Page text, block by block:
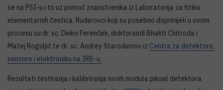
se na PSI-u i to uz pomoć znanstvenika iz Laboratorija za fiziku
elementarnih čestica. Ruđerovci koji su posebno doprinijeli u ovom
procesu su dr. sc. Dinko Ferenček, doktorandi Bhakti Chitroda i
Matej Roguljić te dr. sc. Andrey Starodumov iz Centra za detektore,
senzore i elektroniku na IRB-u.
Rezultati testiranja i kalibriranja novih modula piksel detektora